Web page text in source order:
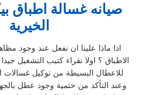
صيانه غسالة اطباق
الخيرية
اذا ماذا علينا ان نفعل عند وجود
الاطباق ؟ اولا نقراء كتيب التشغيل
للاعطال البسيطة من توكيل غسالات
وعند التأكد من حتمية وجود عطل